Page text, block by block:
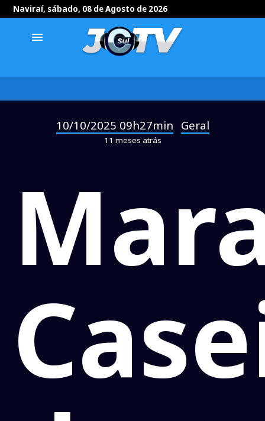
Naviraí, sábado, 08 de Agosto de 2026
menu
10/10/2025 09h27min Geral
11 meses atrás